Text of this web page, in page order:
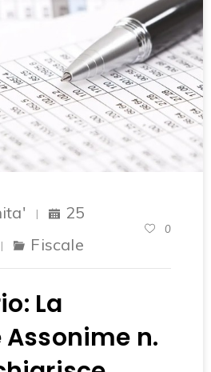
25
Fiscale
0
La
n.